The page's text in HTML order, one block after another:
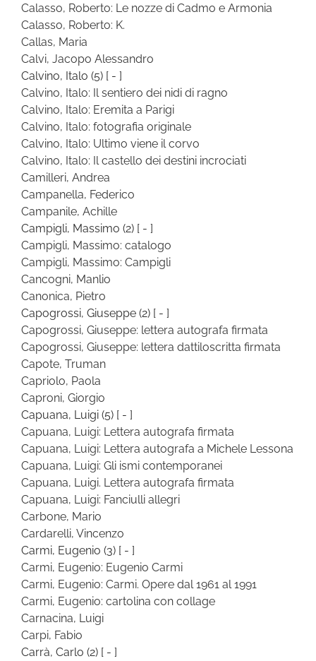
Calasso, Roberto: Le nozze di Cadmo e Armonia
Calasso, Roberto: K.
Callas, Maria
Calvi, Jacopo Alessandro
Calvino, Italo (5) [ - ]
Calvino, Italo: Il sentiero dei nidi di ragno
Calvino, Italo: Eremita a Parigi
Calvino, Italo: fotografia originale
Calvino, Italo: Ultimo viene il corvo
Calvino, Italo: Il castello dei destini incrociati
Camilleri, Andrea
Campanella, Federico
Campanile, Achille
Campigli, Massimo (2) [ - ]
Campigli, Massimo: catalogo
Campigli, Massimo: Campigli
Cancogni, Manlio
Canonica, Pietro
Capogrossi, Giuseppe (2) [ - ]
Capogrossi, Giuseppe: lettera autografa firmata
Capogrossi, Giuseppe: lettera dattiloscritta firmata
Capote, Truman
Capriolo, Paola
Caproni, Giorgio
Capuana, Luigi (5) [ - ]
Capuana, Luigi: Lettera autografa firmata
Capuana, Luigi: Lettera autografa a Michele Lessona
Capuana, Luigi: Gli ismi contemporanei
Capuana, Luigi. Lettera autografa firmata
Capuana, Luigi: Fanciulli allegri
Carbone, Mario
Cardarelli, Vincenzo
Carmi, Eugenio (3) [ - ]
Carmi, Eugenio: Eugenio Carmi
Carmi, Eugenio: Carmi. Opere dal 1961 al 1991
Carmi, Eugenio: cartolina con collage
Carnacina, Luigi
Carpi, Fabio
Carrà, Carlo (2) [ - ]